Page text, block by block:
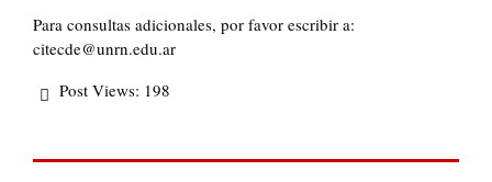
Para consultas adicionales, por favor escribir a:
citecde@unrn.edu.ar
Post Views: 198